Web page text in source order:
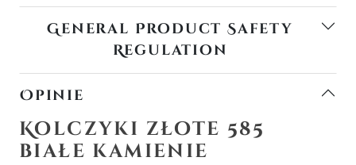
General Product Safety
Regulation
Opinie
Kolczyki złote 585
białe kamienie